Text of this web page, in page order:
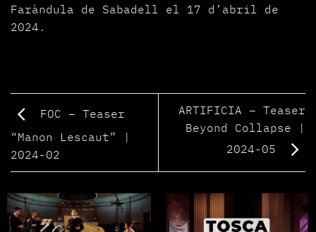
Faràndula de Sabadell el 17 d’abril de
2024.
FOC – Teaser
“Manon Lescaut” |
2024-02
ARTIFICIA – Teaser
Beyond Collapse |
2024-05